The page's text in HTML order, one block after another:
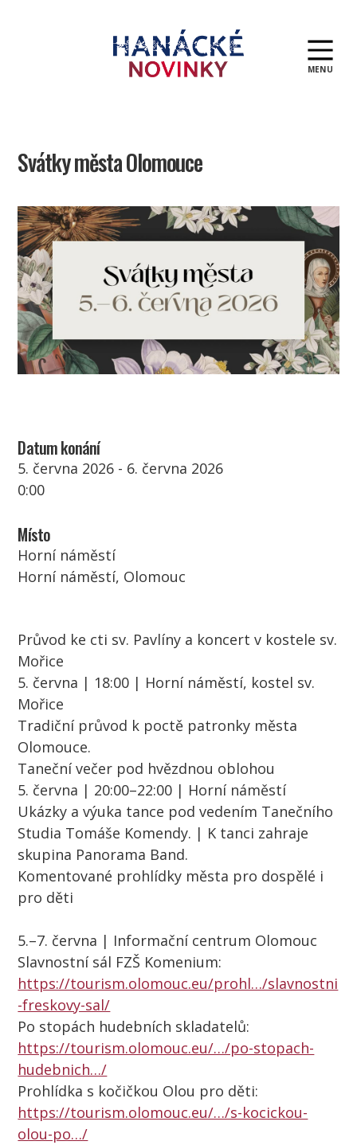
MENU
Svátky města Olomouce
Datum konání
5. června 2026 - 6. června 2026
0:00
Místo
Horní náměstí
Horní náměstí, Olomouc
Průvod ke cti sv. Pavlíny a koncert v kostele sv.
Mořice
5. června | 18:00 | Horní náměstí, kostel sv.
Mořice
Tradiční průvod k poctě patronky města
Olomouce.
Taneční večer pod hvězdnou oblohou
5. června | 20:00–22:00 | Horní náměstí
Ukázky a výuka tance pod vedením Tanečního
Studia Tomáše Komendy. | K tanci zahraje
skupina Panorama Band.
Komentované prohlídky města pro dospělé i
pro děti
5.–7. června | Informační centrum Olomouc
Slavnostní sál FZŠ Komenium:
https://tourism.olomouc.eu/prohl…/slavnostni
-freskovy-sal/
Po stopách hudebních skladatelů:
https://tourism.olomouc.eu/…/po-stopach-
hudebnich…/
Prohlídka s kočičkou Olou pro děti:
https://tourism.olomouc.eu/…/s-kocickou-
olou-po…/